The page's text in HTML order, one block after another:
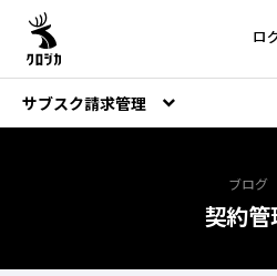
ロ
サブスク請求管理
ブログ
契約管